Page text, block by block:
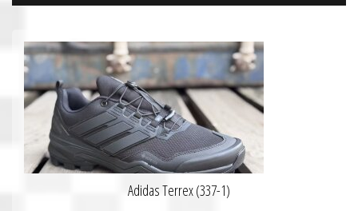
40 41 42 43 44 45
47
Adidas Terrex (337-1)